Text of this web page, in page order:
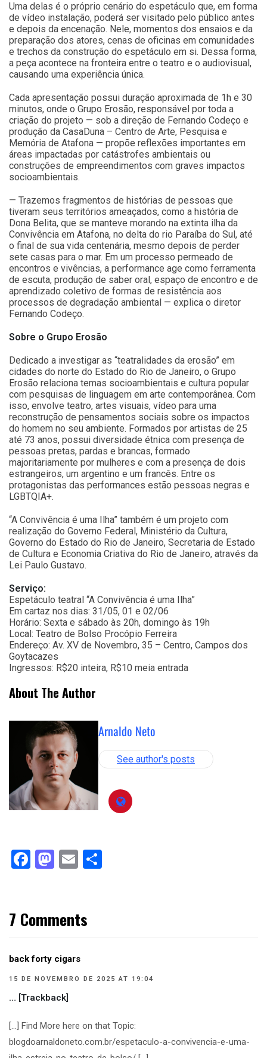
Uma delas é o próprio cenário do espetáculo que, em forma
de vídeo instalação, poderá ser visitado pelo público antes
e depois da encenação. Nele, momentos dos ensaios e da
preparação dos atores, cenas de oficinas em comunidades
e trechos da construção do espetáculo em si. Dessa forma,
a peça acontece na fronteira entre o teatro e o audiovisual,
causando uma experiência única.
Cada apresentação possui duração aproximada de 1h e 30
minutos, onde o Grupo Erosão, responsável por toda a
criação do projeto — sob a direção de Fernando Codeço e
produção da CasaDuna – Centro de Arte, Pesquisa e
Memória de Atafona — propõe reflexões importantes em
áreas impactadas por catástrofes ambientais ou
construções de empreendimentos com graves impactos
socioambientais.
— Trazemos fragmentos de histórias de pessoas que
tiveram seus territórios ameaçados, como a história de
Dona Belita, que se manteve morando na extinta ilha da
Convivência em Atafona, no delta do rio Paraíba do Sul, até
o final de sua vida centenária, mesmo depois de perder
sete casas para o mar. Em um processo permeado de
encontros e vivências, a performance age como ferramenta
de escuta, produção de saber oral, espaço de encontro e de
aprendizado coletivo de formas de resistência aos
processos de degradação ambiental — explica o diretor
Fernando Codeço.
Sobre o Grupo Erosão
Dedicado a investigar as “teatralidades da erosão” em
cidades do norte do Estado do Rio de Janeiro, o Grupo
Erosão relaciona temas socioambientais e cultura popular
com pesquisas de linguagem em arte contemporânea. Com
isso, envolve teatro, artes visuais, vídeo para uma
reconstrução de pensamentos sociais sobre os impactos
do homem no seu ambiente. Formados por artistas de 25
até 73 anos, possui diversidade étnica com presença de
pessoas pretas, pardas e brancas, formado
majoritariamente por mulheres e com a presença de dois
estrangeiros, um argentino e um francês. Entre os
protagonistas das performances estão pessoas negras e
LGBTQIA+.
“A Convivência é uma Ilha” também é um projeto com
realização do Governo Federal, Ministério da Cultura,
Governo do Estado do Rio de Janeiro, Secretaria de Estado
de Cultura e Economia Criativa do Rio de Janeiro, através da
Lei Paulo Gustavo.
Serviço:
Espetáculo teatral “A Convivência é uma Ilha”
Em cartaz nos dias: 31/05, 01 e 02/06
Horário: Sexta e sábado às 20h, domingo às 19h
Local: Teatro de Bolso Procópio Ferreira
Endereço: Av. XV de Novembro, 35 – Centro, Campos dos
Goytacazes
Ingressos: R$20 inteira, R$10 meia entrada
About The Author
Arnaldo Neto
See author's posts
Facebook
Mastodon
Email
7 Comments
back forty cigars
15 DE NOVEMBRO DE 2025 AT 19:04
… [Trackback]
[…] Find More here on that Topic:
blogdoarnaldoneto.com.br/espetaculo-a-convivencia-e-uma-